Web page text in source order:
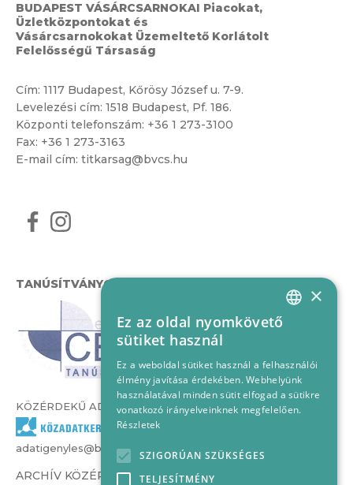
BUDAPEST VÁSÁRCSARNOKAI Piacokat,
Üzletközpontokat és
Vásárcsarnokokat Üzemeltető Korlátolt
Felelősségű Társaság
Cím: 1117 Budapest, Kőrösy József u. 7-9.
Levelezési cím: 1518 Budapest, Pf. 186.
Központi telefonszám: +36 1 273-3100
Fax: +36 1 273-3163
E-mail cím: titkarsag@bvcs.hu
TANÚSÍTVÁNYOK
KÖZÉRDEKŰ ADATOK
adatigenyles@bvcs.hu
ARCHÍV KÖZÉRDEKŰ ADATOK –
HUNGARIAN
×
Ez az oldal nyomkövető
sütiket használ
Ez a weboldal sütiket használ a felhasználói
élmény javítása érdekében. Webhelyünk
használatával minden sütit elfogad a sütikre
vonatkozó irányelveinknek megfelelően.
Részletek
SZIGORÚAN SZÜKSÉGES
TELJESÍTMÉNY